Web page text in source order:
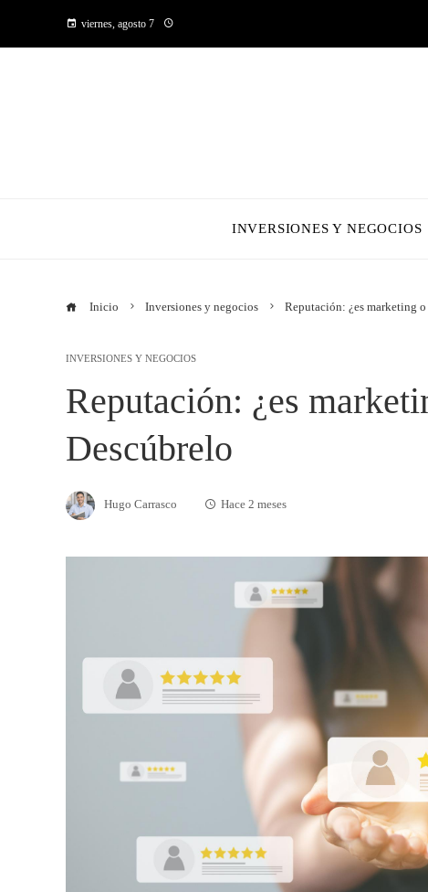
viernes, agosto 7
INVERSIONES Y NEGOCIOS
Inicio Inversiones y negocios Reputación: ¿es marketing
INVERSIONES Y NEGOCIOS
Reputación: ¿es
Descúbrelo
Hugo Carrasco Hace 2 meses